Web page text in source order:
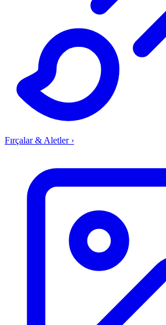
Fırçalar & Aletler ›